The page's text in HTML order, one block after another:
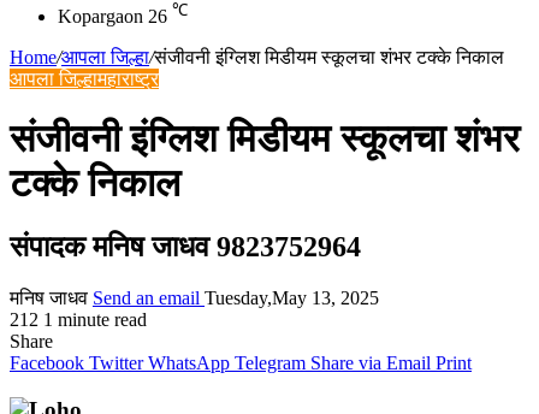
Kopargaon 26 ℃
Home/आपला जिल्हा/संजीवनी इंग्लिश मिडीयम स्कूलचा शंभर टक्के निकाल
आपला जिल्हामहाराष्ट्र
संजीवनी इंग्लिश मिडीयम स्कूलचा शंभर
टक्के निकाल
संपादक मनिष जाधव 9823752964
मनिष जाधव Send an email Tuesday,May 13, 2025
212 1 minute read
Share
Facebook Twitter WhatsApp Telegram Share via Email Print